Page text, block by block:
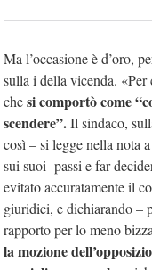
Ma l’occasione è d’oro,
sulla i della vicenda.
chesi comportò come
scendere”.Il sindaco,
così – si legge nella nota
sui suoi passi e far
evitato accuratamente il
giuridici, e dichiarando –
rapporto per lo meno
la mozione